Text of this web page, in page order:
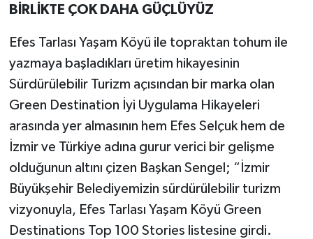
BİRLİKTE ÇOK DAHA GÜÇLÜYÜZ
Efes Tarlası Yaşam Köyü ile topraktan tohum ile
yazmaya başladıkları üretim hikayesinin
Sürdürülebilir Turizm açısından bir marka olan
Green Destination İyi Uygulama Hikayeleri
arasında yer almasının hem Efes Selçuk hem de
İzmir ve Türkiye adına gurur verici bir gelişme
olduğunun altını çizen Başkan Sengel; “İzmir
Büyükşehir Belediyemizin sürdürülebilir turizm
vizyonuyla, Efes Tarlası Yaşam Köyü Green
Destinations Top 100 Stories listesine girdi.